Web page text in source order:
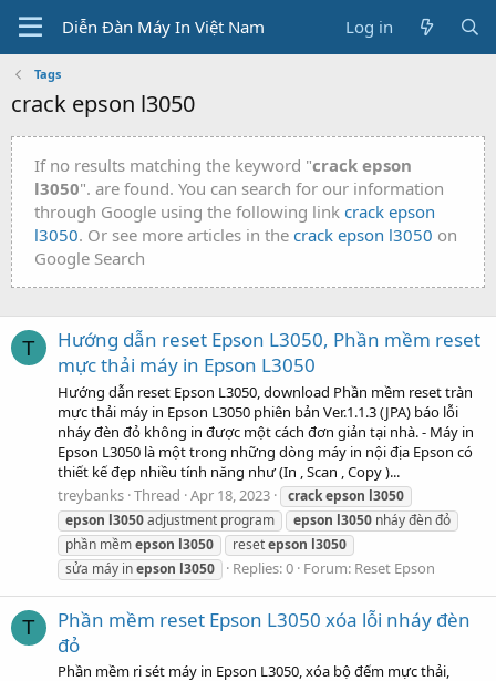
Diễn Đàn Máy In Việt Nam Log in
Tags
crack epson l3050
If no results matching the keyword "crack epson
l3050". are found. You can search for our information
through Google using the following link crack epson
l3050. Or see more articles in the crack epson l3050 on
Google Search
T
Hướng dẫn reset Epson L3050, Phần mềm reset
mực thải máy in Epson L3050
Hướng dẫn reset Epson L3050, download Phần mềm reset tràn
mực thải máy in Epson L3050 phiên bản Ver.1.1.3 (JPA) báo lỗi
nháy đèn đỏ không in được một cách đơn giản tại nhà. - Máy in
Epson L3050 là một trong những dòng máy in nội địa Epson có
thiết kế đẹp nhiều tính năng như (In , Scan , Copy )...
treybanks Thread Apr 18, 2023 crackepson l3050
epson l3050adjustment program epson l3050 nháy đèn đỏ
phần mềmepson l3050 resetepson l3050
sửa máy inepson l3050 Replies: 0 Forum: Reset Epson
T
Phần mềm reset Epson L3050 xóa lỗi nháy đèn
đỏ
Phần mềm ri sét máy in Epson L3050, xóa bộ đếm mực thải,